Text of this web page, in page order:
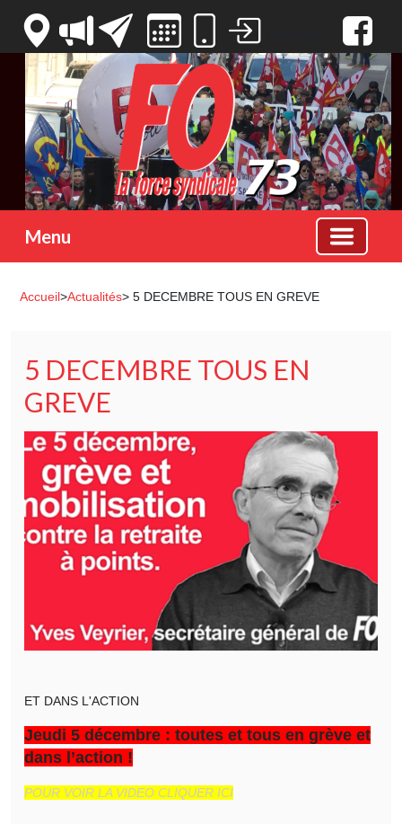
Menu
Accueil>Actualités> 5 DECEMBRE TOUS EN GREVE
5 DECEMBRE TOUS EN
GREVE
ET DANS L'ACTION
Jeudi 5 décembre : toutes et tous en grève et
dans l’action !
POUR VOIR LA VIDEO CLIQUER ICI